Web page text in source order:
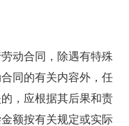
动合同，除遇有特殊
同的有关内容外，任
，应根据其后果和责
额按有关规定或实际